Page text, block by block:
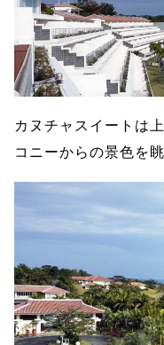
カヌチャスイートは
コニーからの景色を